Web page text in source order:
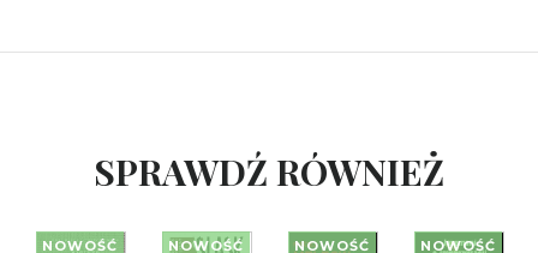
SPRAWDŹ RÓWNIEŻ
NOWOŚĆ NOWOŚĆ NOWOŚĆ NOWOŚĆ